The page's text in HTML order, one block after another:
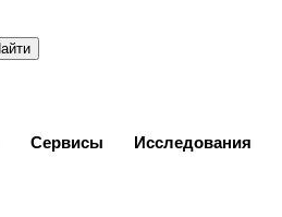
Сервисы Исследования